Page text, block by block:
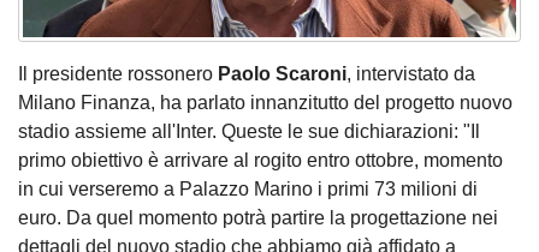
Il presidente rossonero Paolo Scaroni, intervistato da
Milano Finanza, ha parlato innanzitutto del progetto nuovo
stadio assieme all'Inter. Queste le sue dichiarazioni: "Il
primo obiettivo è arrivare al rogito entro ottobre, momento
in cui verseremo a Palazzo Marino i primi 73 milioni di
euro. Da quel momento potrà partire la progettazione nei
dettagli del nuovo stadio che abbiamo già affidato a